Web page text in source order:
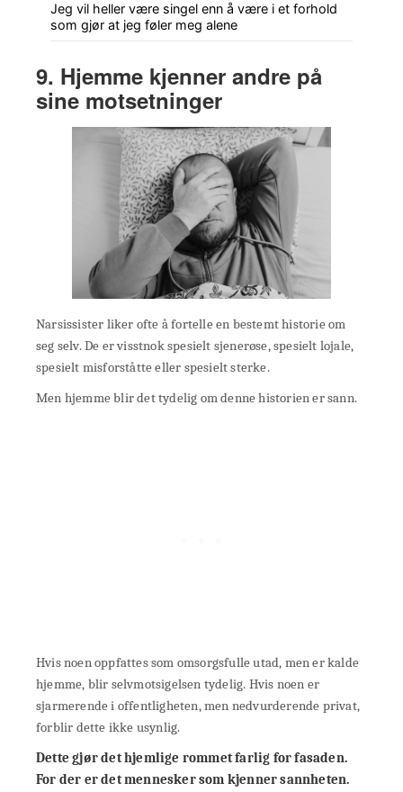
Jeg vil heller være singel enn å være i et forhold
som gjør at jeg føler meg alene
9. Hjemme kjenner andre på
sine motsetninger
Narsissister liker ofte å fortelle en bestemt historie om
seg selv. De er visstnok spesielt sjenerøse, spesielt lojale,
spesielt misforståtte eller spesielt sterke.
Men hjemme blir det tydelig om denne historien er sann.
Hvis noen oppfattes som omsorgsfulle utad, men er kalde
hjemme, blir selvmotsigelsen tydelig. Hvis noen er
sjarmerende i offentligheten, men nedvurderende privat,
forblir dette ikke usynlig.
Dette gjør det hjemlige rommet farlig for fasaden.
For der er det mennesker som kjenner sannheten.